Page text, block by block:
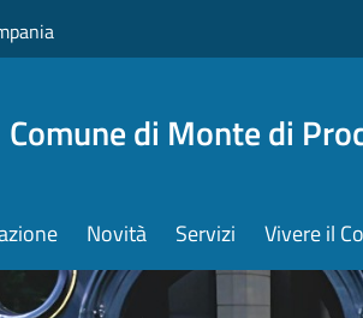
Comune di Monte di
Novità Servizi Vivere il